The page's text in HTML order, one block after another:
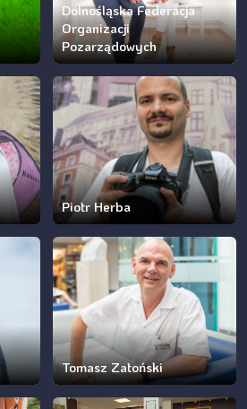
Dolnośląska Federacja
Organizacji
Pozarządowych
Piotr Herba
Tomasz Zatoński